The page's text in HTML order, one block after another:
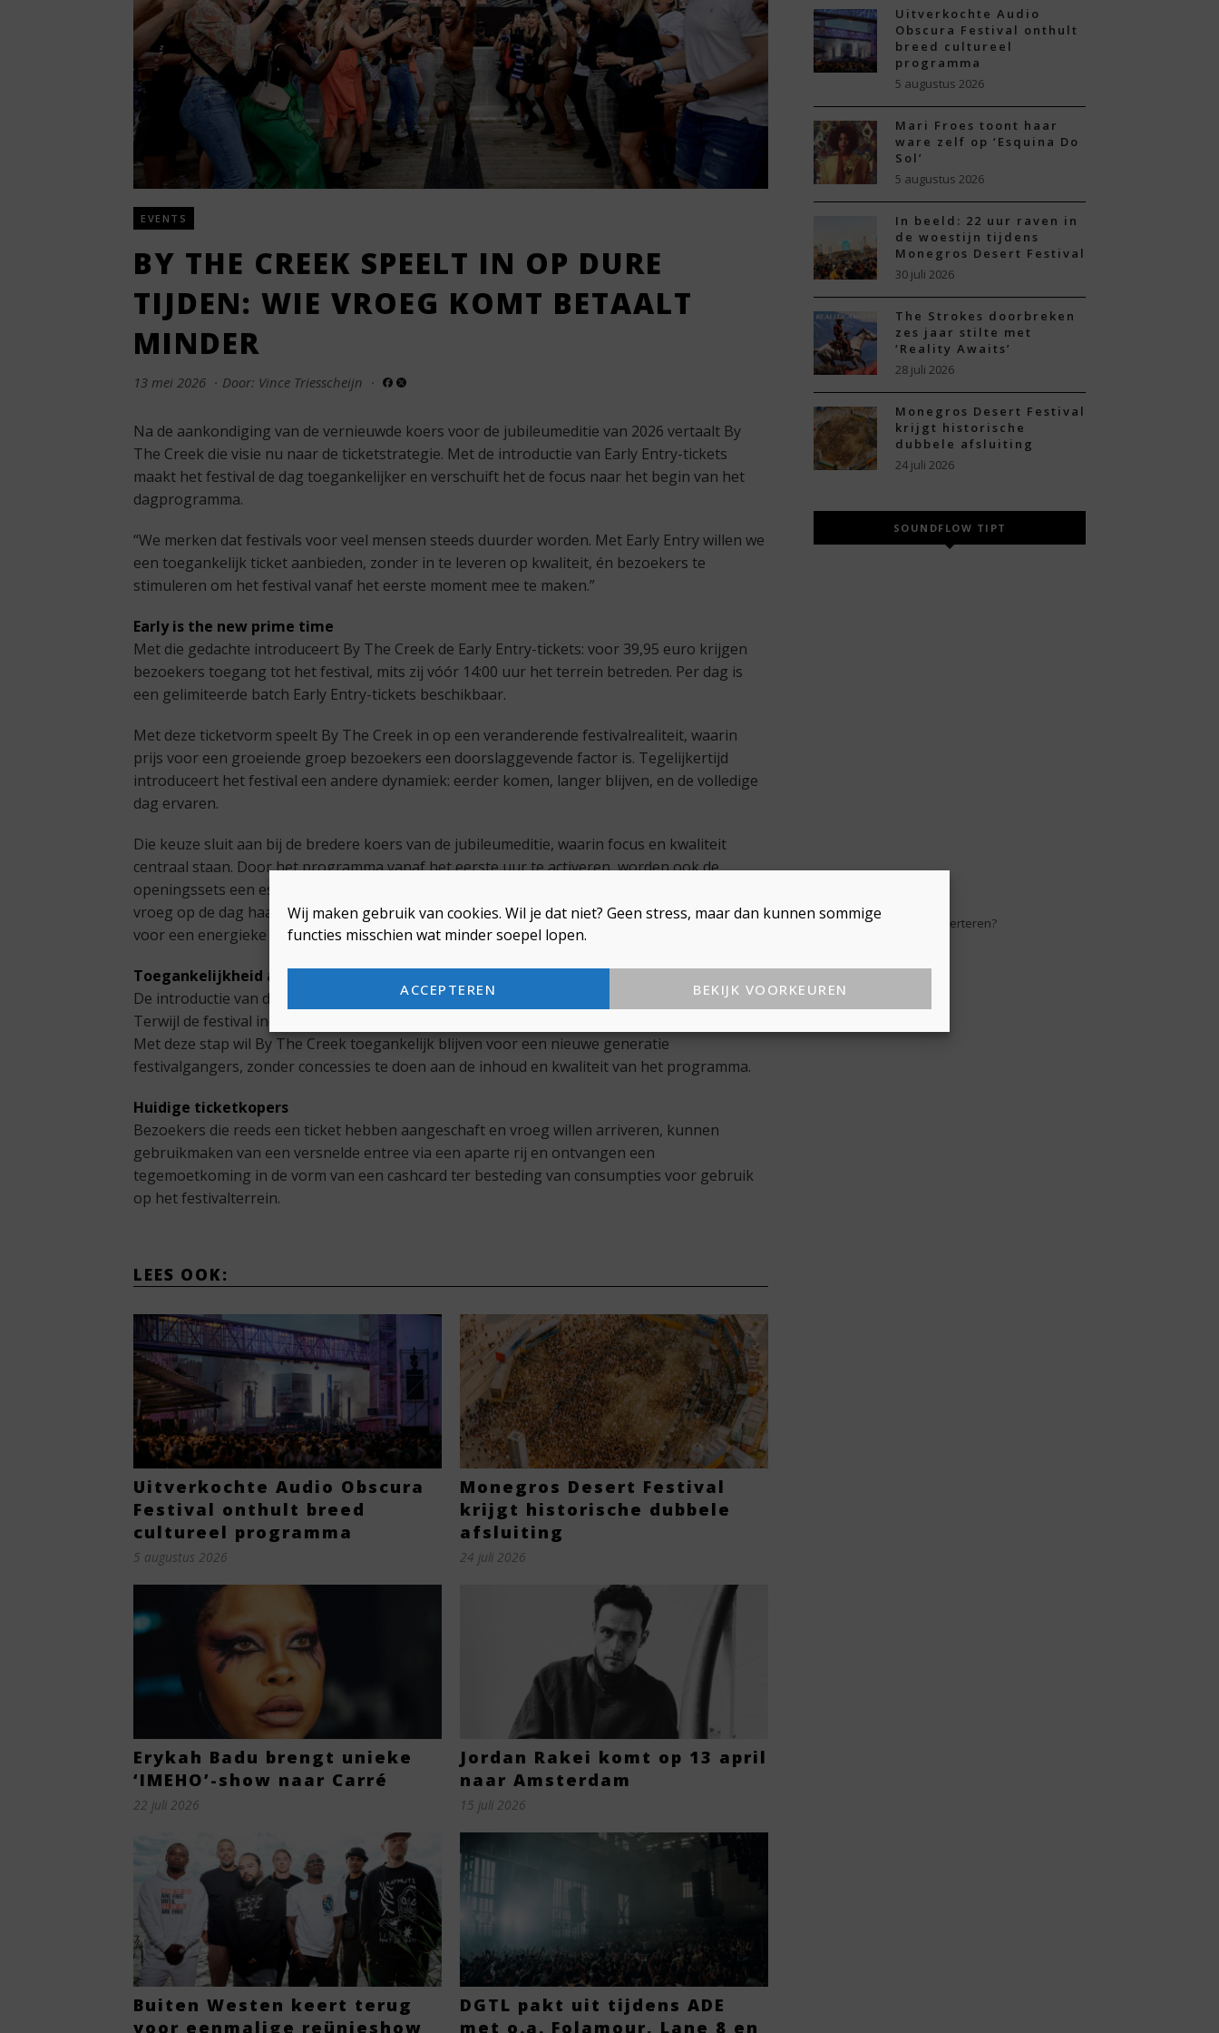
Wij maken gebruik van cookies. Wil je dat niet? Geen stress, maar dan kunnen sommige
functies misschien wat minder soepel lopen.
ACCEPTEREN BEKIJK VOORKEUREN
EVENTS
BY THE CREEK SPEELT IN OP DURE
TIJDEN: WIE VROEG KOMT BETAALT
MINDER
13 mei 2026 · Door: Vince Triesscheijn ·
Na de aankondiging van de vernieuwde koers voor de jubileumeditie van 2026 vertaalt By
The Creek die visie nu naar de ticketstrategie. Met de introductie van Early Entry-tickets
maakt het festival de dag toegankelijker en verschuift het de focus naar het begin van het
dagprogramma.
“We merken dat festivals voor veel mensen steeds duurder worden. Met Early Entry willen we
een toegankelijk ticket aanbieden, zonder in te leveren op kwaliteit, én bezoekers te
stimuleren om het festival vanaf het eerste moment mee te maken.”
Early is the new prime time
Met die gedachte introduceert By The Creek de Early Entry-tickets: voor 39,95 euro krijgen
bezoekers toegang tot het festival, mits zij vóór 14:00 uur het terrein betreden. Per dag is
een gelimiteerde batch Early Entry-tickets beschikbaar.
Met deze ticketvorm speelt By The Creek in op een veranderende festivalrealiteit, waarin
prijs voor een groeiende groep bezoekers een doorslaggevende factor is. Tegelijkertijd
introduceert het festival een andere dynamiek: eerder komen, langer blijven, en de volledige
dag ervaren.
Die keuze sluit aan bij de bredere koers van de jubileumeditie, waarin focus en kwaliteit
centraal staan. Door het programma vanaf het eerste uur te activeren, worden ook de
openingssets een essentieel onderdeel van de beleving. Zo brengt Lisa Korver zaterdag al
vroeg op de dag haar sound onder de brug, terwijl HUJUS en Laure Croft zondag zorgen
voor een energieke vroege b2b-set.
Toegankelijkheid als bewuste keuze
De introductie van deze tickets komt voort uit bredere ontwikkelingen binnen de sector.
Terwijl de festival industrie onder druk staat, neemt de bestedingsruimte van bezoekers af.
Met deze stap wil By The Creek toegankelijk blijven voor een nieuwe generatie
festivalgangers, zonder concessies te doen aan de inhoud en kwaliteit van het programma.
Huidige ticketkopers
Bezoekers die reeds een ticket hebben aangeschaft en vroeg willen arriveren, kunnen
gebruikmaken van een versnelde entree via een aparte rij en ontvangen een
tegemoetkoming in de vorm van een cashcard ter besteding van consumpties voor gebruik
op het festivalterrein.
LEES OOK:
Uitverkochte Audio Obscura
Festival onthult breed
cultureel programma
5 augustus 2026
Monegros Desert Festival
krijgt historische dubbele
afsluiting
24 juli 2026
Erykah Badu brengt unieke
‘IMEHO’-show naar Carré
22 juli 2026
Jordan Rakei komt op 13 april
naar Amsterdam
15 juli 2026
Buiten Westen keert terug
voor eenmalige reünieshow
DGTL pakt uit tijdens ADE
met o.a. Folamour, Lane 8 en
Uitverkochte Audio
Obscura Festival onthult
breed cultureel
programma
5 augustus 2026
Mari Froes toont haar
ware zelf op ‘Esquina Do
Sol’
5 augustus 2026
In beeld: 22 uur raven in
de woestijn tijdens
Monegros Desert Festival
30 juli 2026
The Strokes doorbreken
zes jaar stilte met
‘Reality Awaits’
28 juli 2026
Monegros Desert Festival
krijgt historische
dubbele afsluiting
24 juli 2026
SOUNDFLOW TIPT
Hier adverteren?